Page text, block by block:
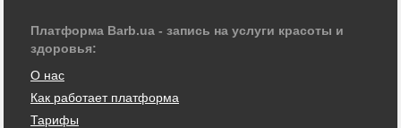
Платформа Barb.ua - запись на услуги красоты и
здоровья:
О нас
Как работает платформа
Тарифы